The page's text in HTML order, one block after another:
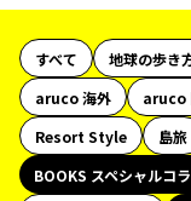
すべて 地球の歩き
aruco 海外
aruco
Resort Style
島旅
BOOKS スペシャルコ